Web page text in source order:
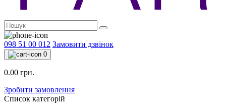
098 51 00 012 Замовити дзвінок
0
0.00 грн.
Зробити замовлення
Список категорій